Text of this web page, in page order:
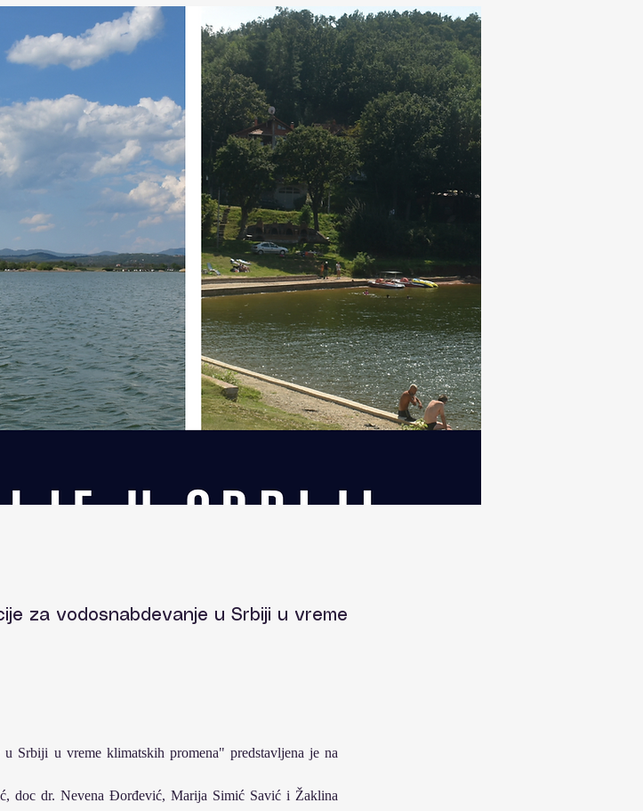
za vodosnabdevanje u Srbiji u vreme
Srbiji u vreme klimatskih promena" predstavljena je na
doc dr. Nevena Đorđević, Marija Simić Savić i Žaklina